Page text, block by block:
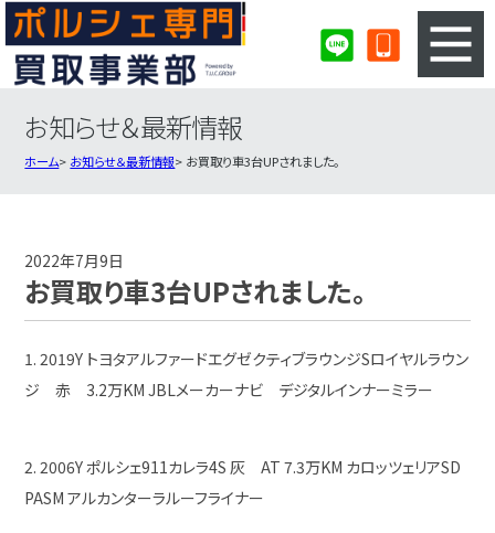
3ステップのカンタン査定
ポルシェ買取実績
お知らせ＆最新情報
ホーム お知らせ＆最新情報 お買取り車3台UPされました。
2022年7月9日
お買取り車3台UPされました。
1. 2019Y トヨタアルファードエグゼクティブラウンジSロイヤルラウン
ジ 赤 3.2万KM JBLメーカーナビ デジタルインナーミラー
2. 2006Y ポルシェ911カレラ4S 灰 AT 7.3万KM カロッツェリアSD
PASM アルカンターラルーフライナー